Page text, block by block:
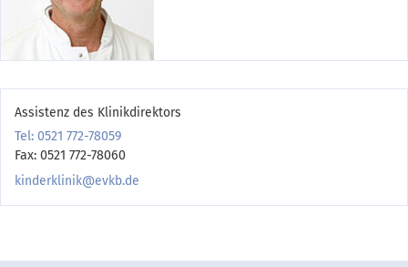
Assistenz des Klinikdirektors
Tel: 0521 772-78059
Fax: 0521 772-78060
kinderklinik@evkb.de